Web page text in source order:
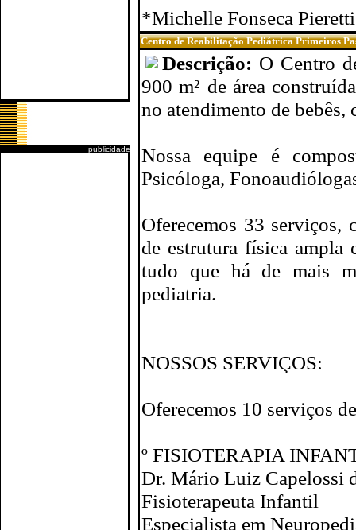
publicidade
*Michelle Fonseca
Centro de Reabilitação Pediátrica Primeiros
Descrição: O Centro
900 m² de área
no atendimento de bebês,
Nossa equipe é
Psicóloga,
Oferecemos 33 serviços,
de estrutura física ampla
tudo que há de mais
pediatria.
NOSSOS SERVIÇOS:
Oferecemos 10 serviços
º FISIOTERAPIA
Dr. Mário Luiz Capelossi
Fisioterapeuta Infantil
Especialista em